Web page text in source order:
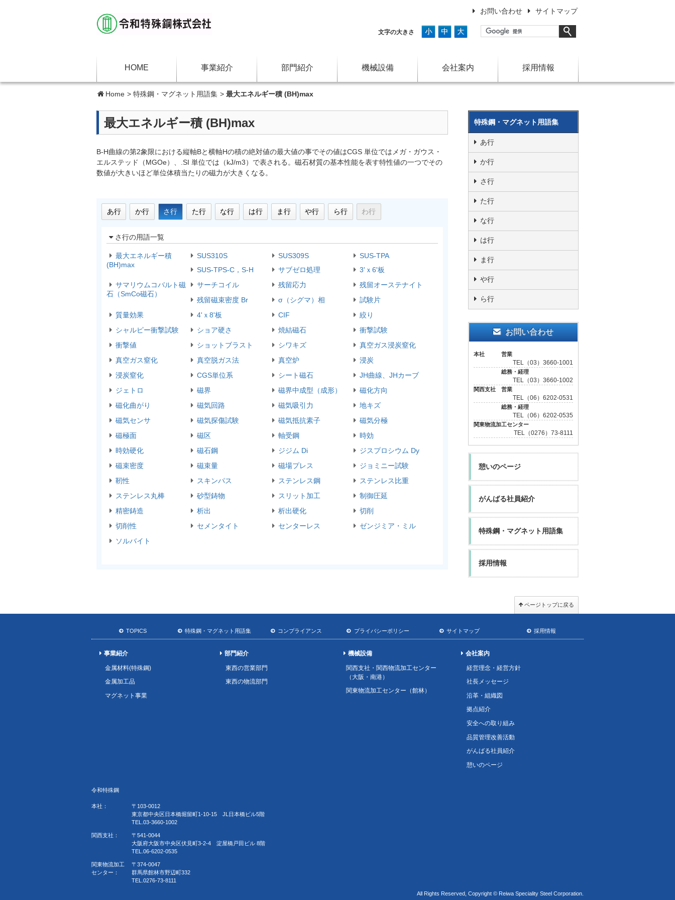
お問い合わせ サイトマップ
文字の大きさ 小 中 大
HOME 事業紹介 部門紹介 機械設備 会社案内 採用情報
Home > 特殊鋼・マグネット用語集 > 最大エネルギー積 (BH)max
最大エネルギー積 (BH)max
B-H曲線の第2象限における縦軸Bと横軸Hの積の絶対値の最大値の事でその値はCGS 単位ではメガ・ガウス・
エルステッド（MGOe）、.SI 単位では（kJ/m3）で表される。磁石材質の基本性能を表す特性値の一つでその
数値が大きいほど単位体積当たりの磁力が大きくなる。
あ行 か行 さ行 た行 な行 は行 ま行 や行 ら行 わ行
さ行の用語一覧
最大エネルギー積
(BH)max
SUS310S SUS309S
SUS-TPA
SUS-TPS-C，S-H
サブゼロ処理
3'ｘ6'板
サマリウムコバルト磁
石（SmCo磁石）
サーチコイル 残留応力
残留オーステナイト
残留磁束密度 Br
σ（シグマ）相
試験片
質量効果
4'ｘ8'板 CIF
絞り
シャルピー衝撃試験
ショア硬さ 焼結磁石
衝撃試験
衝撃値
ショットブラスト シワキズ
真空ガス浸炭窒化
真空ガス窒化
真空脱ガス法 真空炉
浸炭
浸炭窒化
CGS単位系 シート磁石
JH曲線、JHカーブ
ジェトロ
磁界 磁界中成型（成形）
磁化方向
磁化曲がり
磁気回路 磁気吸引力
地キズ
磁気センサ
磁気探傷試験 磁気抵抗素子
磁気分極
磁極面
磁区 軸受鋼
時効
時効硬化
磁石鋼 ジジム Di
ジスプロシウム Dy
磁束密度
磁束量 磁場プレス
ジョミニー試験
靭性
スキンパス ステンレス鋼
ステンレス比重
ステンレス丸棒
砂型鋳物 スリット加工
制御圧延
精密鋳造
析出 析出硬化
切削
切削性
セメンタイト センターレス
ゼンジミア・ミル
ソルバイト
特殊鋼・マグネット用語集
あ行
か行
さ行
た行
な行
は行
ま行
や行
ら行
お問い合わせ
本社 営業
TEL（03）3660-1001
総務・経理
TEL（03）3660-1002
関西支社 営業
TEL（06）6202-0531
総務・経理
TEL（06）6202-0535
関東物流加工センター
TEL（0276）73-8111
憩いのページ
がんばる社員紹介
特殊鋼・マグネット用語集
採用情報
ページトップに戻る
TOPICS 特殊鋼・マグネット用語集 コンプライアンス プライバシーポリシー サイトマップ 採用情報
事業紹介
金属材料(特殊鋼)
金属加工品
マグネット事業
部門紹介
東西の営業部門
東西の物流部門
機械設備
関西支社・関西物流加工センター
（大阪・南港）
関東物流加工センター（館林）
会社案内
経営理念・経営方針
社長メッセージ
沿革・組織図
拠点紹介
安全への取り組み
品質管理改善活動
がんばる社員紹介
憩いのページ
令和特殊鋼
本社：
〒103-0012
東京都中央区日本橋堀留町1-10-15 JL日本橋ビル5階
TEL.03-3660-1002
関西支社：
〒541-0044
大阪府大阪市中央区伏見町3-2-4 淀屋橋戸田ビル 8階
TEL.06-6202-0535
関東物流加工
センター：
〒374-0047
群馬県館林市野辺町332
TEL.0276-73-8111
All Rights Reserved, Copyright © Reiwa Speciality Steel Corporation.